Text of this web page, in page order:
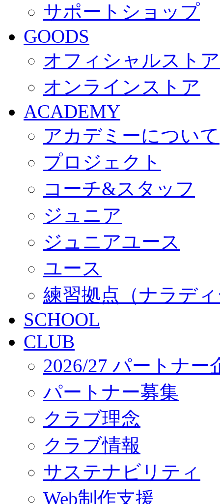
サポートショップ
GOODS
オフィシャルスト
オンラインストア
ACADEMY
アカデミーについて
プロジェクト
コーチ&スタッフ
ジュニア
ジュニアユース
ユース
練習拠点（ナラデ
SCHOOL
CLUB
2026/27 パートナー
パートナー募集
クラブ理念
クラブ情報
サステナビリティ
Web制作支援